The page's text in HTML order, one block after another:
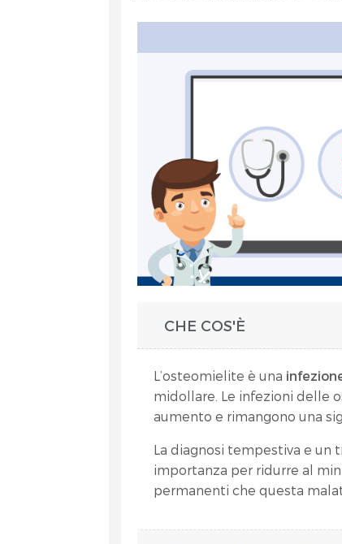
CHE COS'È
L’osteomielite è una
midollare. Le infezioni delle
aumento e rimangono una
La diagnosi tempestiva e un
importanza per ridurre al
permanenti che questa